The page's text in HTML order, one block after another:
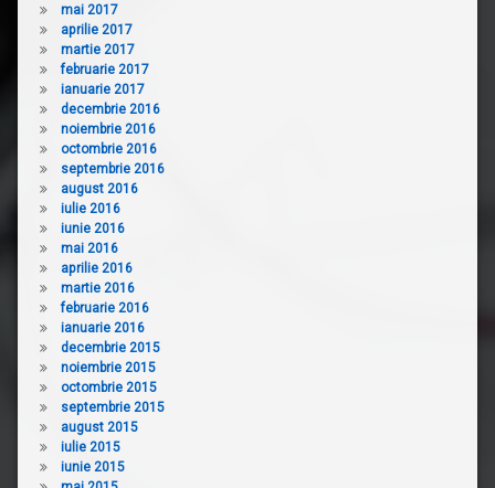
mai 2017
aprilie 2017
martie 2017
februarie 2017
ianuarie 2017
decembrie 2016
noiembrie 2016
octombrie 2016
septembrie 2016
august 2016
iulie 2016
iunie 2016
mai 2016
aprilie 2016
martie 2016
februarie 2016
ianuarie 2016
decembrie 2015
noiembrie 2015
octombrie 2015
septembrie 2015
august 2015
iulie 2015
iunie 2015